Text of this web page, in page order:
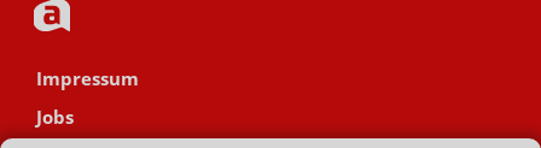
Impressum
Jobs